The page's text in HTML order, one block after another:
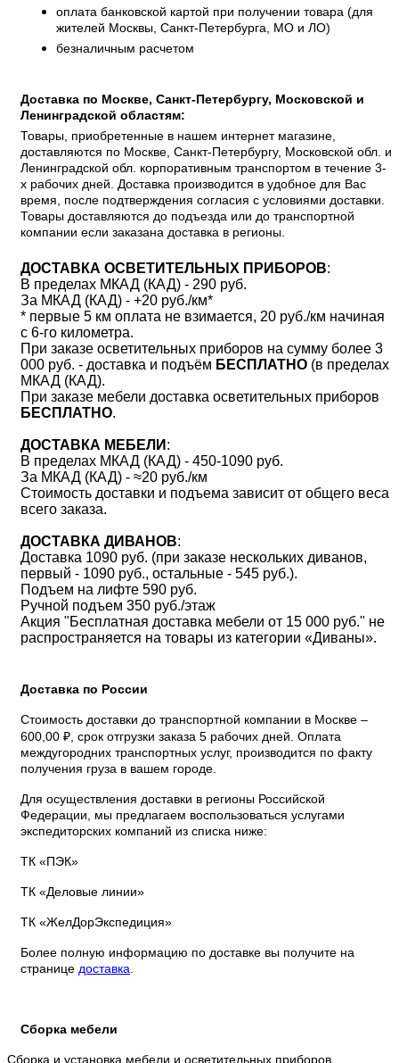
оплата банковской картой при получении товара (для
жителей Москвы, Санкт-Петербурга, МО и ЛО)
безналичным расчетом
Доставка по Москве, Санкт-Петербургу, Московской и
Ленинградской областям:
Товары, приобретенные в нашем интернет магазине,
доставляются по Москве, Санкт-Петербургу, Московской обл. и
Ленинградской обл. корпоративным транспортом в течение 3-
х рабочих дней. Доставка производится в удобное для Вас
время, после подтверждения согласия с условиями доставки.
Товары доставляются до подъезда или до транспортной
компании если заказана доставка в регионы.
ДОСТАВКА ОСВЕТИТЕЛЬНЫХ ПРИБОРОВ:
В пределах МКАД (КАД) - 290 руб.
За МКАД (КАД) - +20 руб./км*
* первые 5 км оплата не взимается, 20 руб./км начиная
с 6-го километра.
При заказе осветительных приборов на сумму более 3
000 руб. - доставка и подъём БЕСПЛАТНО (в пределах
МКАД (КАД).
При заказе мебели доставка осветительных приборов
БЕСПЛАТНО.
ДОСТАВКА МЕБЕЛИ :
В пределах МКАД (КАД) - 450-1090 руб.
За МКАД (КАД) - ≈20 руб./км
Стоимость доставки и подъема зависит от общего веса
всего заказа.
ДОСТАВКА ДИВАНОВ:
Доставка 1090 руб. (при заказе нескольких диванов,
первый - 1090 руб., остальные - 545 руб.).
Подъем на лифте 590 руб.
Ручной подъем 350 руб./этаж
Акция "Бесплатная доставка мебели от 15 000 руб." не
распространяется на товары из категории «Диваны».
Доставка по России
Стоимость доставки до транспортной компании в Москве –
600,00 ₽, срок отгрузки заказа 5 рабочих дней. Оплата
междугородних транспортных услуг, производится по факту
получения груза в вашем городе.
Для осуществления доставки в регионы Российской
Федерации, мы предлагаем воспользоваться услугами
экспедиторских компаний из списка ниже:
ТК «ПЭК»
ТК «Деловые линии»
ТК «ЖелДорЭкспедиция»
Более полную информацию по доставке вы получите на
странице доставка
Сборка мебели
Сборка и установка мебели и осветительных приборов